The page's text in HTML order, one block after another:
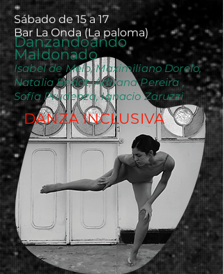
Sábado de 15 a 17
Bar La Onda (La paloma)
Danzandoando
Maldonado
Isabel de Melo, Maximiliano Dorelo,
Natalia Bedat, Adriana Pereira ,
Sofía Prudenza, Ignacio Zaruzzi
DANZA INCLUSIVA